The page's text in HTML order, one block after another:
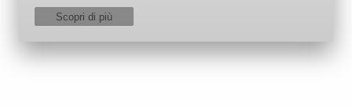
Scopri di più